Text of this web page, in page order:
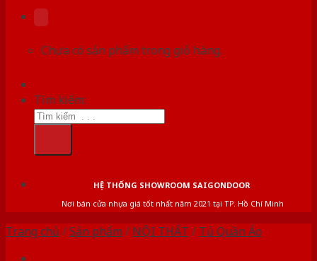
Chưa có sản phẩm trong giỏ hàng.
Tìm kiếm:
HỆ THỐNG SHOWROOM SAIGONDOOR
Nơi bán cửa nhựa giá tốt nhất năm 2021 tại TP. Hồ Chí Minh
Trang chủ /Sản phẩm / NỘI THẤT / Tủ Quần Áo